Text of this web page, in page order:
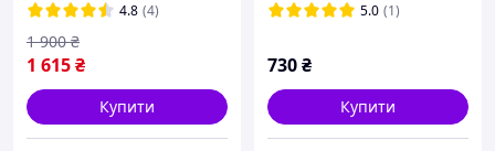
4.8 (4)
1 615₴
1 900 ₴
Купити
5.0 (1)
730₴
Купити